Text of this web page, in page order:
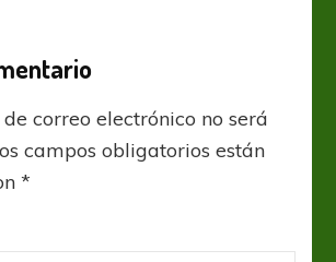
correo electrónico no será
campos obligatorios están
*